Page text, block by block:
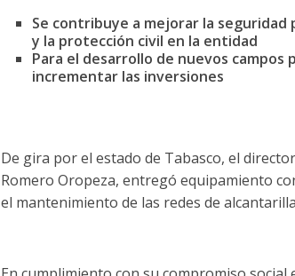
Se contribuye a mejorar la
y la protección civil en la entidad
Para el desarrollo de nuevos
incrementar las inversiones
De gira por el estado de Tabasco, el
Romero Oropeza, entregó equipamiento
el mantenimiento de las redes de